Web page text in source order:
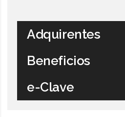
Adquirentes
Beneficios
e-Clave